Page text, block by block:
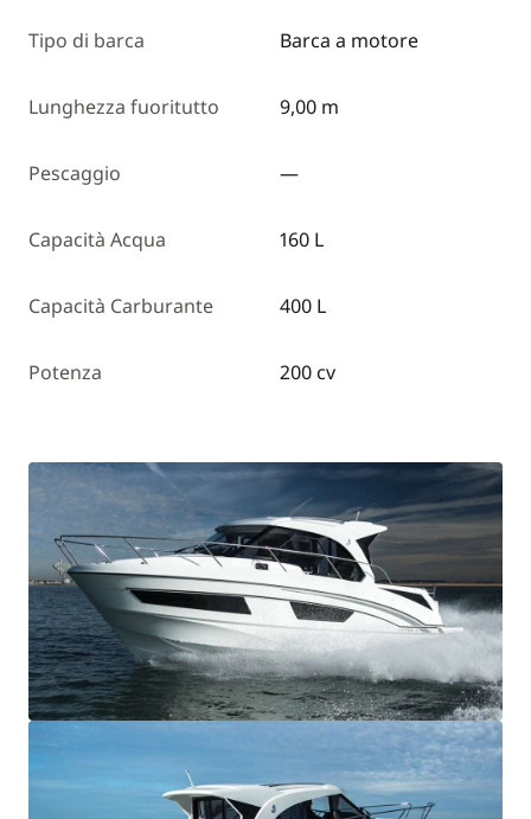
Tipo di barca Barca a motore
Lunghezza fuoritutto 9,00 m
Pescaggio —
Capacità Acqua 160 L
Capacità Carburante 400 L
Potenza 200 cv